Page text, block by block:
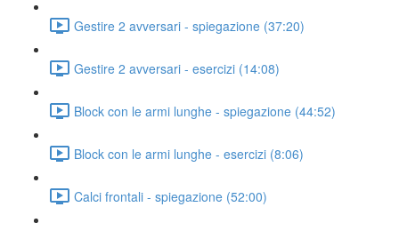
Gestire 2 avversari - spiegazione (37:20)
Gestire 2 avversari - esercizi (14:08)
Block con le armi lunghe - spiegazione (44:52)
Block con le armi lunghe - esercizi (8:06)
Calci frontali - spiegazione (52:00)